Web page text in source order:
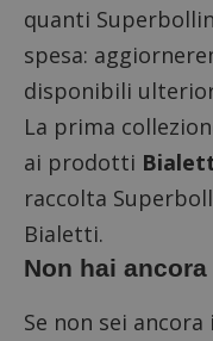
quanti
spesa:
disponibili
La prima
ai prodotti
raccolta
Bialetti.
Non hai
Se non sei